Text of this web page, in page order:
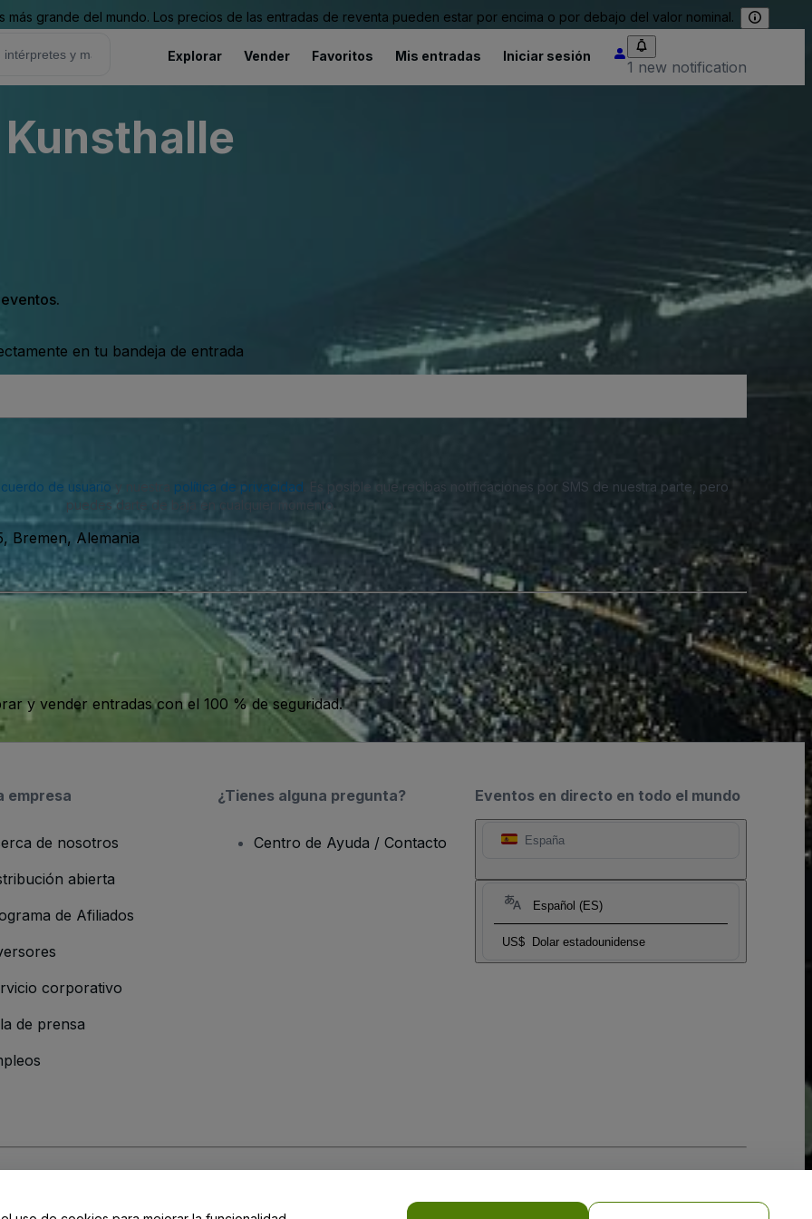
grande del mundo. Los precios de las entradas de reventa pueden estar por encima o por debajo del valor nominal.
Explorar Vender Favoritos Mis entradas Iniciar sesión
1 new notification
en tu bandeja de entrada
de usuario política de privacidad
. Es posible que recibas notificaciones por SMS de nuestra parte, pero
puedes darte de baja en cualquier momento.
Bremen, Alemania
y vender entradas con el 100 % de seguridad.
Eventos en directo en todo el mundo
España
Español (ES)
US$ Dolar estadounidense
empresa
de nosotros
abierta
de Afiliados
corporativo
de prensa
¿Tienes alguna pregunta?
Centro de Ayuda / Contacto
y de laPolítica de Privacidad para Móviles